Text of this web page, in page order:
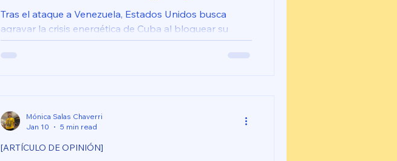
Tras el ataque a Venezuela, Estados Unidos busca
agravar la crisis energética de Cuba al bloquear su
suministro de petróleo.
[ARTÍCULO DE OPINIÓN]
Mónica Salas Chaverri
Jan 10
5 min read